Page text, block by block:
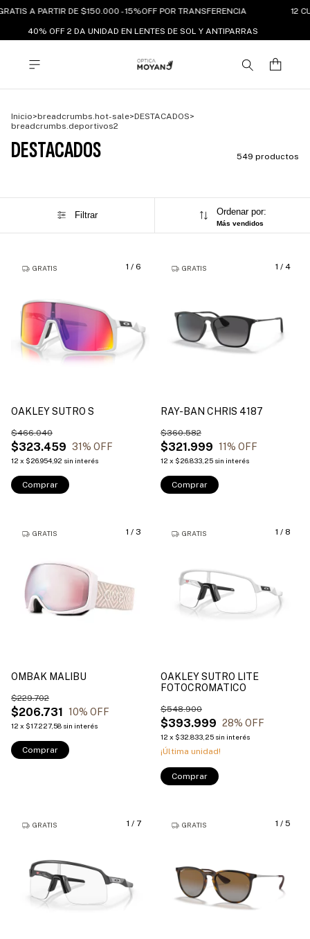
A PARTIR DE $150.000 - 15%OFF POR TRANSFERENCIA 12
40% OFF 2 DA UNIDAD EN LENTES DE SOL Y ANTIPARRAS
Inicio>breadcrumbs.hot-sale>DESTACADOS>
breadcrumbs.deportivos2
DESTACADOS 549 productos
Filtrar Ordenar por:
Más vendidos
1 / 6
GRATIS
OAKLEY SUTRO S
$323.459
$466.040
31% OFF
12 x $26.954,92 sin interés
Comprar
1 / 4
GRATIS
RAY-BAN CHRIS 4187
$321.999
$360.582
11% OFF
12 x $26.833,25 sin interés
Comprar
1 / 3
GRATIS
OMBAK MALIBU
$206.731
$229.702
10% OFF
12 x $17.227,58 sin interés
Comprar
1 / 8
GRATIS
OAKLEY SUTRO LITE
FOTOCROMATICO
$393.999
$548.900
28% OFF
12 x $32.833,25 sin interés
¡Última unidad!
Comprar
1 / 7
GRATIS 1 / 5
GRATIS